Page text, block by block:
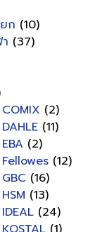
ก (10)
(37)
(2)
(11)
(2)
(12)
(16)
(13)
(24)